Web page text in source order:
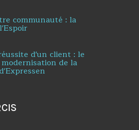
communauté : la
d'un client : le
de la